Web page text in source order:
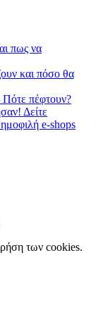
πως να
και πόσο θα
πέφτουν?
Δείτε
e-shops
των cookies.